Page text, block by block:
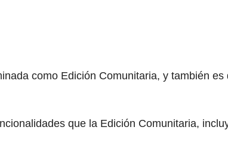
como Edición Comunitaria, y también es
que la Edición Comunitaria,